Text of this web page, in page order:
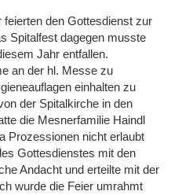
feierten den Gottesdienst zur
Spitalfest dagegen musste
Jahr entfallen.
an der hl. Messe zu
einhalten zu
der Spitalkirche in den
die Mesnerfamilie Haindl
Prozessionen nicht erlaubt
Gottesdienstes mit den
Andacht und erteilte mit der
wurde die Feier umrahmt